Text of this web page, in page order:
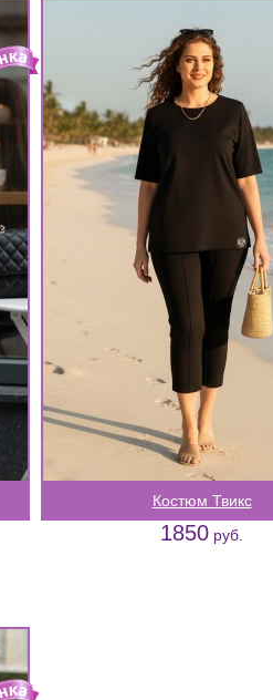
Костюм Твикс
1850 руб.